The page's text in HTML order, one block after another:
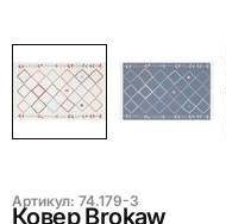
Артикул: 74.179-3
Ковер Brokaw